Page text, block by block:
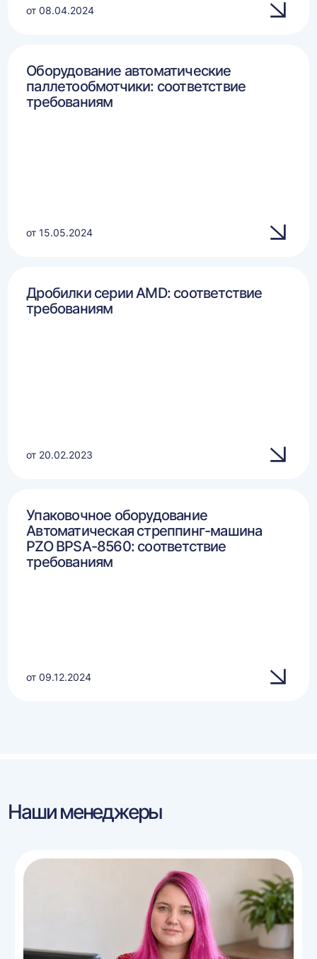
от 08.04.2024
Оборудование автоматические
паллетообмотчики: соответствие
требованиям
от 15.05.2024
Дробилки серии AMD: соответствие
требованиям
от 20.02.2023
Упаковочное оборудование
Автоматическая стреппинг-машина
PZO BPSA-8560: соответствие
требованиям
от 09.12.2024
Наши менеджеры